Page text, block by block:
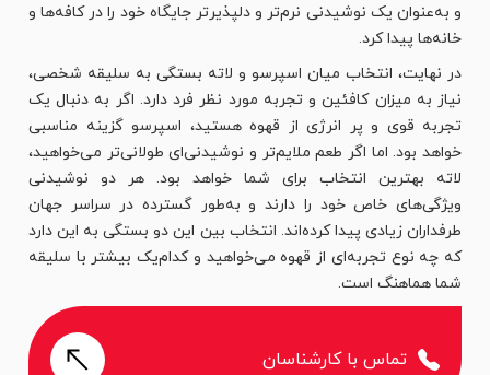
و به‌عنوان یک نوشیدنی نرم‌تر و دلپذیرتر جایگاه خود را در کافه‌ها و
خانه‌ها پیدا کرد.
در نهایت، انتخاب میان اسپرسو و لاته بستگی به سلیقه شخصی،
نیاز به میزان کافئین و تجربه مورد نظر فرد دارد. اگر به دنبال یک
تجربه قوی و پر انرژی از قهوه هستید، اسپرسو گزینه مناسبی
خواهد بود. اما اگر طعم ملایم‌تر و نوشیدنی‌ای طولانی‌تر می‌خواهید،
لاته بهترین انتخاب برای شما خواهد بود. هر دو نوشیدنی
ویژگی‌های خاص خود را دارند و به‌طور گسترده در سراسر جهان
طرفداران زیادی پیدا کرده‌اند. انتخاب بین این دو بستگی به این دارد
که چه نوع تجربه‌ای از قهوه می‌خواهید و کدام‌یک بیشتر با سلیقه
شما هماهنگ است.
تماس با کارشناسان